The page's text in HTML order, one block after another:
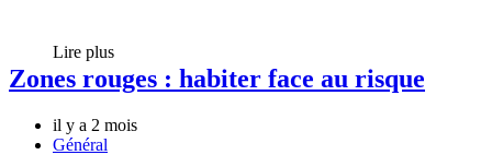
Lire plus
Zones rouges : habiter face au risque
il y a 2 mois
Général